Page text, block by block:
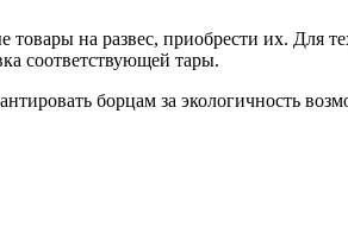
на развес, приобрести их. Для
соответствующей тары.
борцам за экологичность